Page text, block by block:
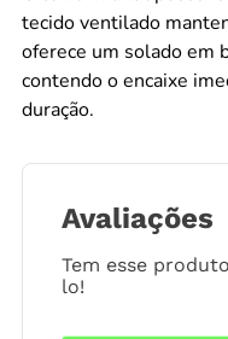
tecido ventilado
oferece um solado em
contendo o encaixe
duração.
Avaliações
Tem esse
lo!